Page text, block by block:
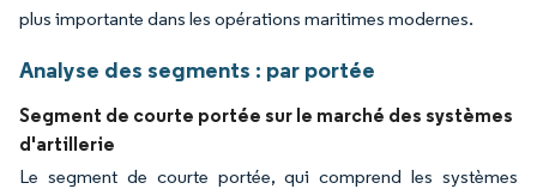
plus importante dans les opérations maritimes modernes.
Analyse des segments : par portée
Segment de courte portée sur le marché des systèmes
d'artillerie
Le segment de courte portée, qui comprend les systèmes